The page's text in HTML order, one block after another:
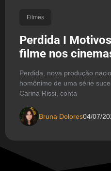
Filmes
Perdida I
filme nos
Perdida, nova produção
homônimo de uma série
Carina Rissi, conta
Bruna Dolores04/07/